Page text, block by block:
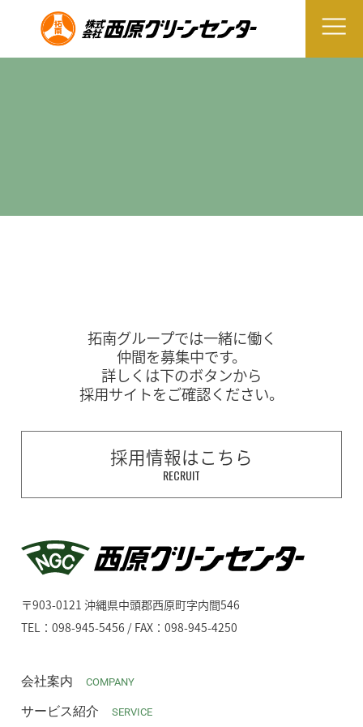
拓南グループでは一緒に働く
仲間を募集中です。
詳しくは下のボタンから
採用サイトをご確認ください。
採用情報はこちら
RECRUIT
〒903-0121 沖縄県中頭郡西原町字内間546
TEL：098-945-5456 / FAX：098-945-4250
会社案内 COMPANY
サービス紹介 SERVICE